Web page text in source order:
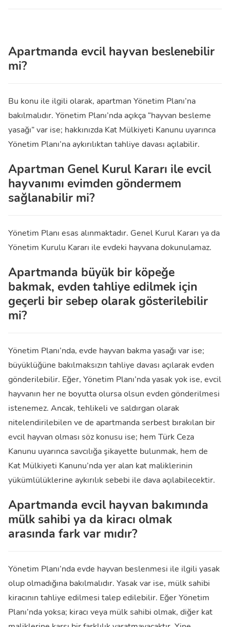
Apartmanda evcil hayvan beslenebilir
mi?
Bu konu ile ilgili olarak, apartman Yönetim Planı’na
bakılmalıdır. Yönetim Planı’nda açıkça “hayvan besleme
yasağı” var ise; hakkınızda Kat Mülkiyeti Kanunu uyarınca
Yönetim Planı’na aykırılıktan tahliye davası açılabilir.
Apartman Genel Kurul Kararı ile evcil
hayvanımı evimden göndermem
sağlanabilir mi?
Yönetim Planı esas alınmaktadır. Genel Kurul Kararı ya da
Yönetim Kurulu Kararı ile evdeki hayvana dokunulamaz.
Apartmanda büyük bir köpeğe
bakmak, evden tahliye edilmek için
geçerli bir sebep olarak gösterilebilir
mi?
Yönetim Planı’nda, evde hayvan bakma yasağı var ise;
büyüklüğüne bakılmaksızın tahliye davası açılarak evden
gönderilebilir. Eğer, Yönetim Planı’nda yasak yok ise, evcil
hayvanın her ne boyutta olursa olsun evden gönderilmesi
istenemez. Ancak, tehlikeli ve saldırgan olarak
nitelendirilebilen ve de apartmanda serbest bırakılan bir
evcil hayvan olması söz konusu ise; hem Türk Ceza
Kanunu uyarınca savcılığa şikayette bulunmak, hem de
Kat Mülkiyeti Kanunu’nda yer alan kat maliklerinin
yükümlülüklerine aykırılık sebebi ile dava açılabilecektir.
Apartmanda evcil hayvan bakımında
mülk sahibi ya da kiracı olmak
arasında fark var mıdır?
Yönetim Planı’nda evde hayvan beslenmesi ile ilgili yasak
olup olmadığına bakılmalıdır. Yasak var ise, mülk sahibi
kiracının tahliye edilmesi talep edilebilir. Eğer Yönetim
Planı’nda yoksa; kiracı veya mülk sahibi olmak, diğer kat